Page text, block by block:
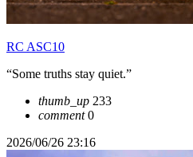
RC ASC10
“Some truths stay quiet.”
thumb_up 233
comment0
2026/06/26 23:16